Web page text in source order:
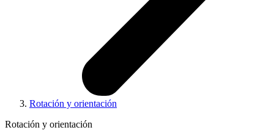
Rotación y orientación
Rotación y orientación